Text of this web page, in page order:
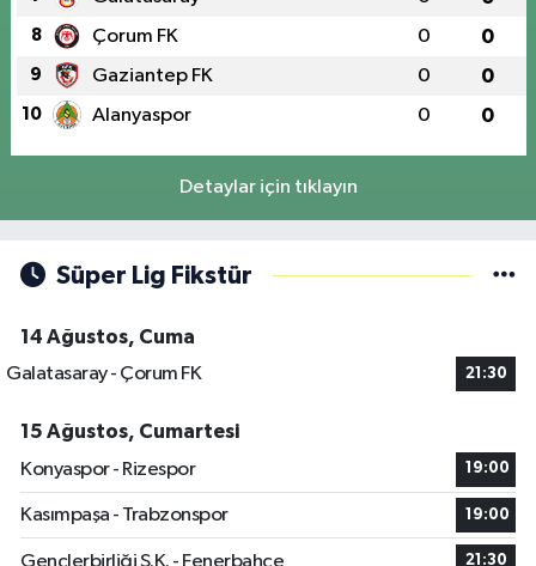
8 Çorum FK 0 0
9 Gaziantep FK 0 0
10 Alanyaspor 0 0
Detaylar için tıklayın
Süper Lig Fikstür
14 Ağustos, Cuma
Galatasaray - Çorum FK
21:30
15 Ağustos, Cumartesi
Konyaspor - Rizespor
19:00
Kasımpaşa - Trabzonspor 19:00
Gençlerbirliği S.K. - Fenerbahçe 21:30